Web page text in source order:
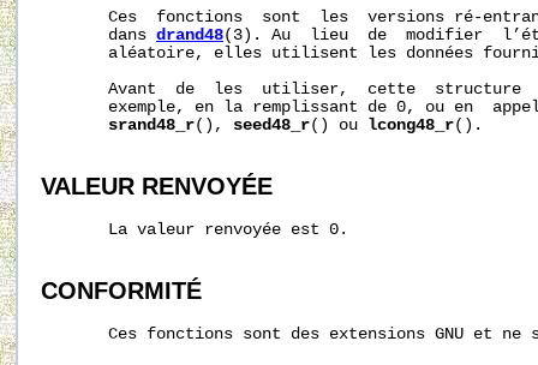
Ces  fonctions  sont  les  versions ré-
       dans
drand48(3). Au  lieu  de  modifier
aléatoire, elles utilisent les données
Avant  de  les  utiliser,  cette  structure
exemple, en la remplissant de 0, ou en
srand48_r(), seed48_r() ou lcong48_r().
VALEUR RENVOYÉE
       La valeur renvoyée est 0.
CONFORMITÉ
Ces fonctions sont des extensions GNU et ne